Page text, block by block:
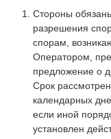
Стороны
разрешения
спорам,
Оператором,
предложение о
Срок
календарных
если иной
установлен